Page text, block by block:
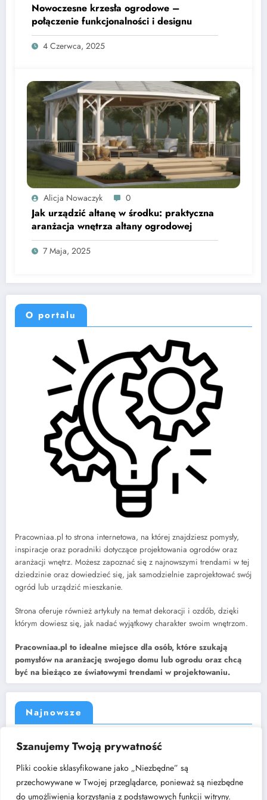
Szanujemy Twoją prywatność
Pliki cookie sklasyfikowane jako „Niezbędne” są
przechowywane w Twojej przeglądarce, ponieważ są niezbędne
do umożliwienia korzystania z podstawowych funkcji witryny.
Nowoczesne krzesła ogrodowe –
połączenie funkcjonalności i designu
4 Czerwca, 2025
Alicja Nowaczyk 0
Jak urządzić altanę w środku: praktyczna
aranżacja wnętrza altany ogrodowej
7 Maja, 2025
O portalu
Pracowniaa.pl to strona internetowa, na której znajdziesz pomysły,
inspiracje oraz poradniki dotyczące projektowania ogrodów oraz
aranżacji wnętrz. Możesz zapoznać się z najnowszymi trendami w tej
dziedzinie oraz dowiedzieć się, jak samodzielnie zaprojektować swój
ogród lub urządzić mieszkanie.
Strona oferuje również artykuły na temat dekoracji i ozdób, dzięki
którym dowiesz się, jak nadać wyjątkowy charakter swoim wnętrzom.
Pracowniaa.pl to idealne miejsce dla osób, które szukają
pomysłów na aranżację swojego domu lub ogrodu oraz chcą
być na bieżąco ze światowymi trendami w projektowaniu.
Najnowsze
Jak dobrać rozdzielacz do instalacji centralnego ogrzewania?
Kuchnia w kształcie litery „L” – dlaczego to układ, który nigdy nie
wychodzi z mody?
Cichy luksus w architekturze wnętrz: poszukiwanie harmonii w świecie
nadmiaru bodźców